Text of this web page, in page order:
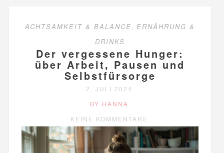
ACHTSAMKEIT & BALANCE,ERNÄHRUNG &
DRINKS
Der vergessene Hunger:
über Arbeit, Pausen und
Selbstfürsorge
2. JULI 2024
BY HANNA
KEINE KOMMENTARE